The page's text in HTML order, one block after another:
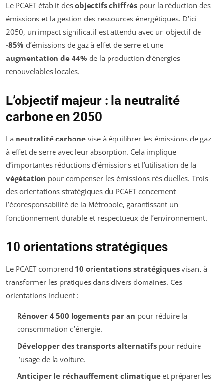
Le PCAET établit des objectifs chiffrés pour la réduction des
émissions et la gestion des ressources énergétiques. D’ici
2050, un impact significatif est attendu avec un objectif de
-85% d’émissions de gaz à effet de serre et une
augmentation de 44% de la production d’énergies
renouvelables locales.
L’objectif majeur : la neutralité
carbone en 2050
La neutralité carbone vise à équilibrer les émissions de gaz
à effet de serre avec leur absorption. Cela implique
d’importantes réductions d’émissions et l’utilisation de la
végétation pour compenser les émissions résiduelles. Trois
des orientations stratégiques du PCAET concernent
l’écoresponsabilité de la Métropole, garantissant un
fonctionnement durable et respectueux de l’environnement.
10 orientations stratégiques
Le PCAET comprend 10 orientations stratégiques visant à
transformer les pratiques dans divers domaines. Ces
orientations incluent :
Rénover 4 500 logements par an pour réduire la
consommation d’énergie.
Développer des transports alternatifspour réduire
l’usage de la voiture.
Anticiper le réchauffement climatiqueet préparer les